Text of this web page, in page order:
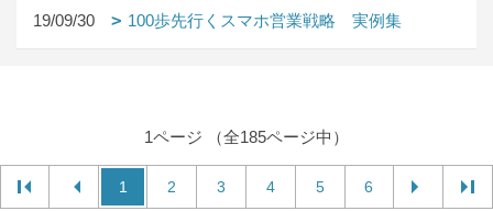
19/09/30 100歩先行くスマホ営業戦略 実例集
1ページ （全185ページ中）
1 2 3 4 5 6